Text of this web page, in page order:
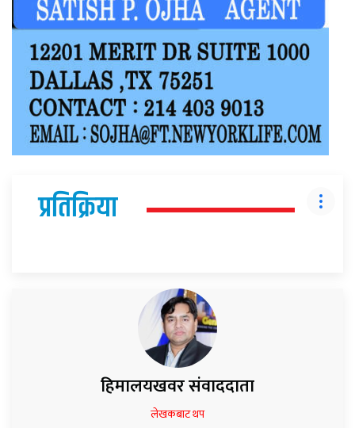
प्रतिक्रिया
हिमालयखवर संवाददाता
लेखकबाट थप